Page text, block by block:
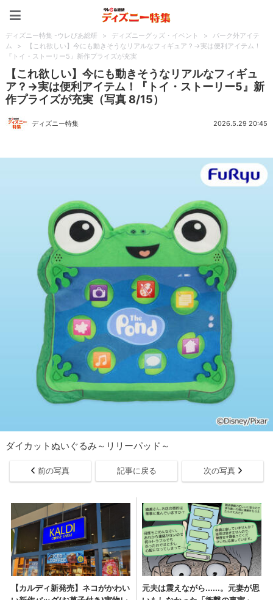
ディズニー特集 -ウレぴあ総研 > ディズニーグッズ・イベント >
パーク外アイテ
ム
>
【これ欲しい】今にも動きそうなリアルなフィギュア？→実は便利アイテム！
『トイ・ストーリー5』新作プライズが充実
【これ欲しい】今にも動きそうなリアルなフィギュ
ア？→実は便利アイテム！『トイ・ストーリー5』新
作プライズが充実（写真 8/15）
ディズニー特集 2026.5.29 20:45
ダイカットぬいぐるみ～リリーパッド～
前の写真 記事に戻る 次の写真